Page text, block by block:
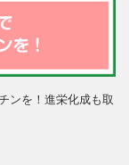
ンを！進栄化成も取